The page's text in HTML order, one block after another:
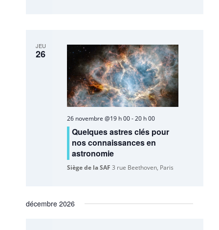
JEU
26
26 novembre @19 h 00-20 h 00
Quelques astres clés pour
nos connaissances en
astronomie
Siège de la SAF3 rue Beethoven, Paris
décembre 2026